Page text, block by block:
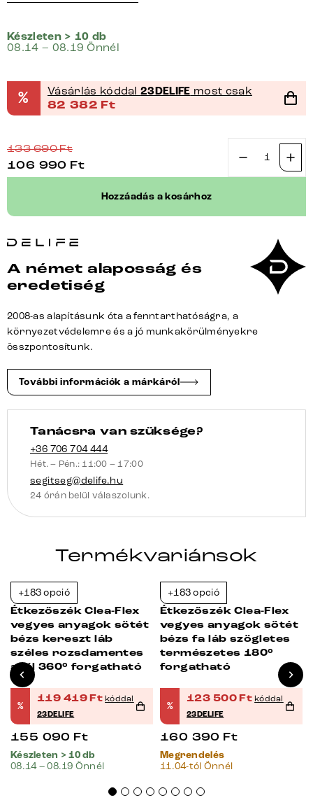
Készleten > 10 db
08.14 – 08.19 Önnél
% Vásárlás kóddal23DELIFE most csak
82 382 Ft
133 690Ft
106 990 Ft
Étkezőszék
strukturált
szürke
konzolos
láb
titán
Hozzáadás a kosárhoz
A német alaposság és
eredetiség
2008-as alapításunk óta a fenntarthatóságra, a
környezetvédelemre és a jó munkakörülményekre
összpontosítunk.
További információk a márkáról
Tanácsra van szüksége?
+36 706 704 444
Hét. – Pén.: 11:00 – 17:00
segitseg@delife.hu
24 órán belül válaszolunk.
Termékvariánsok
+183 opció
Étkezőszék Clea-Flex
vegyes anyagok sötét
bézs kereszt láb
széles rozsdamentes
acél 360° forgatható
%
119 419Ft kóddal
23DELIFE
155 090 Ft
Készleten > 10 db
08.14 – 08.19 Önnél
+183 opció
Étkezőszék Clea-Flex
vegyes anyagok sötét
bézs fa láb szögletes
természetes 180°
forgatható
%
123 500Ft kóddal
23DELIFE
160 390 Ft
Megrendelés
11.04-tól Önnél